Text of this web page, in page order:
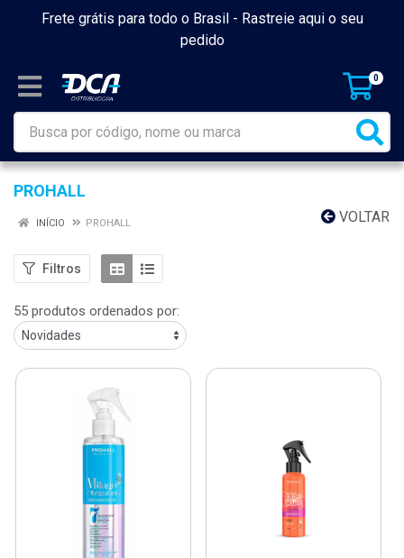
Frete grátis para todo o Brasil - Rastreie aqui o seu
pedido
0
PROHALL
VOLTAR
INÍCIO PROHALL
Filtros
55 produtos ordenados por: